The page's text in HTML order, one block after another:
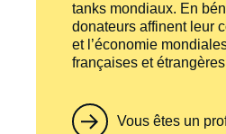
tanks mondiaux. En
donateurs affinent leur
et l’économie
françaises et
Vous êtes un